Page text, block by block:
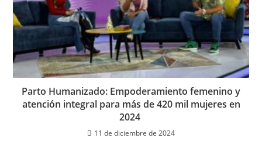
Parto Humanizado: Empoderamiento femenino y
atención integral para más de 420 mil mujeres en
2024
11 de diciembre de 2024